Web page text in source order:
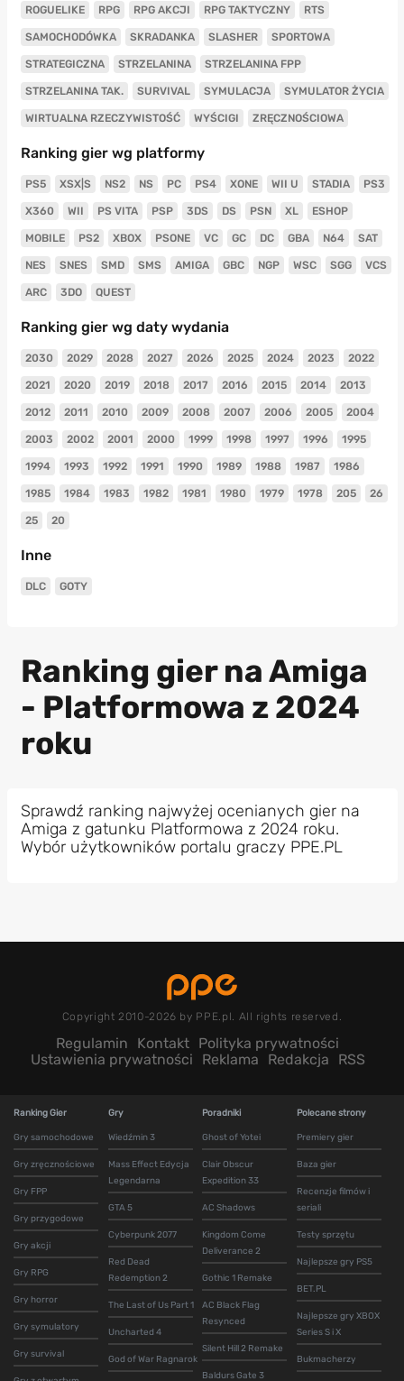
ROGUELIKE RPG RPG AKCJI RPG TAKTYCZNY RTS
SAMOCHODÓWKA SKRADANKA SLASHER SPORTOWA
STRATEGICZNA STRZELANINA STRZELANINA FPP
STRZELANINA TAK. SURVIVAL SYMULACJA SYMULATOR ŻYCIA
WIRTUALNA RZECZYWISTOŚĆ WYŚCIGI ZRĘCZNOŚCIOWA
Ranking gier wg platformy
PS5 XSX|S NS2 NS PC PS4 XONE WII U STADIA PS3
X360 WII PS VITA PSP 3DS DS PSN XL ESHOP
MOBILE PS2 XBOX PSONE VC GC DC GBA N64 SAT
NES SNES SMD SMS AMIGA GBC NGP WSC SGG VCS
ARC 3DO QUEST
Ranking gier wg daty wydania
2030 2029 2028 2027 2026 2025 2024 2023 2022
2021 2020 2019 2018 2017 2016 2015 2014 2013
2012 2011 2010 2009 2008 2007 2006 2005 2004
2003 2002 2001 2000 1999 1998 1997 1996 1995
1994 1993 1992 1991 1990 1989 1988 1987 1986
1985 1984 1983 1982 1981 1980 1979 1978 205 26
25 20
Inne
DLC GOTY
Ranking gier na Amiga
- Platformowa z 2024
roku
Sprawdź ranking najwyżej ocenianych gier na
Amiga z gatunku Platformowa z 2024 roku.
Wybór użytkowników portalu graczy PPE.PL
Copyright 2010-2026 by PPE.pl. All rights reserved.
Regulamin Kontakt Polityka prywatności
Ustawienia prywatności
Reklama Redakcja RSS
Ranking Gier
Gry samochodowe
Gry zręcznościowe
Gry FPP
Gry przygodowe
Gry akcji
Gry RPG
Gry horror
Gry symulatory
Gry survival
Gry
Wiedźmin 3
Mass Effect Edycja
Legendarna
GTA 5
Cyberpunk 2077
Red Dead
Redemption 2
The Last of Us Part 1
Uncharted 4
God of War Ragnarok
Poradniki
Ghost of Yotei
Clair Obscur
Expedition 33
AC Shadows
Kingdom Come
Deliverance 2
Gothic 1 Remake
AC Black Flag
Resynced
Silent Hill 2 Remake
Baldurs Gate 3
Polecane strony
Premiery gier
Baza gier
Recenzje filmów i
seriali
Testy sprzętu
Najlepsze gry PS5
BET.PL
Najlepsze gry XBOX
Series S i X
Bukmacherzy